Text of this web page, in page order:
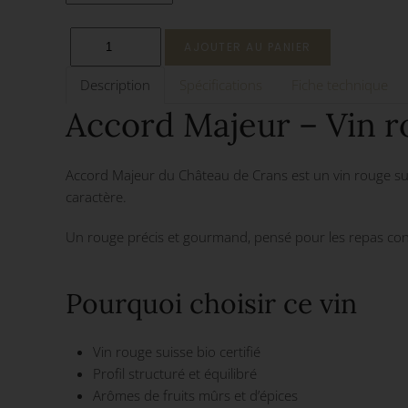
Description
Accord Majeur – Vin
Accord Majeur du Château de Crans est un vin rouge
caractère.
Un rouge précis et gourmand, pensé pour les repas
Pourquoi choisir ce vin
Vin rouge suisse bio certifié
Profil structuré et équilibré
Arômes de fruits mûrs et d’épices